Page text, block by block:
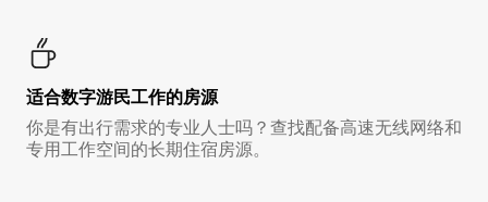
适合数字游民工作的房源
你是有出行需求的专业人士吗？查找配备高速无线网络和
专用工作空间的长期住宿房源。